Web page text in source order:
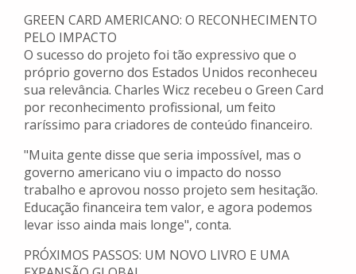
GREEN CARD AMERICANO: O RECONHECIMENTO
PELO IMPACTO
O sucesso do projeto foi tão expressivo que o
próprio governo dos Estados Unidos reconheceu
sua relevância. Charles Wicz recebeu o Green Card
por reconhecimento profissional, um feito
raríssimo para criadores de conteúdo financeiro.
"Muita gente disse que seria impossível, mas o
governo americano viu o impacto do nosso
trabalho e aprovou nosso projeto sem hesitação.
Educação financeira tem valor, e agora podemos
levar isso ainda mais longe", conta.
PRÓXIMOS PASSOS: UM NOVO LIVRO E UMA